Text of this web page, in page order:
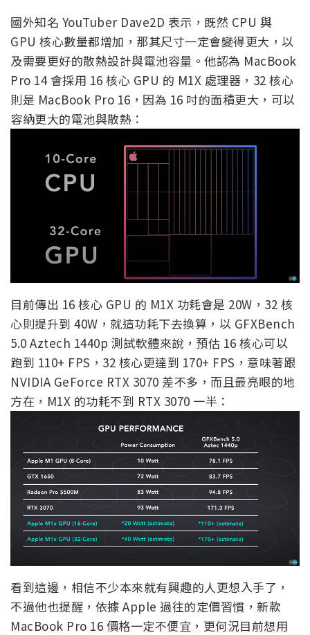
國外知名 YouTuber Dave2D 表示，既然 CPU 與
GPU 核心數量都增加，那其尺寸一定會變得更大，以
及需要更好的散熱設計與電池容量。他認為 MacBook
Pro 14 會採用 16 核心 GPU 的 M1X 處理器，32 核心
則是 MacBook Pro 16，因為 16 吋的面積更大，可以
容納更大的電池與散熱：
目前傳出 16 核心 GPU 的 M1X 功耗會是 20W，32 核
心則提升到 40W，就這功耗下去換算，以 GFXBench
5.0 Aztech 1440p 測試軟體來說，預估 16 核心可以
跑到 110+ FPS，32 核心更達到 170+ FPS，意味著跟
NVIDIA GeForce RTX 3070 差不多，而且最亮眼的地
方在，M1X 的功耗不到 RTX 3070 一半：
看到這邊，相信不少本來就有興趣的人更想入手了，
不過他也提醒，依據 Apple 過往的定價習慣，新款
MacBook Pro 16 價格一定不便宜，更何況目前想用